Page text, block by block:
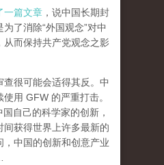
一篇文章 ，说中国长期封
了消除“外国观念”对中
从而保持共产党观念之影
很可能会适得其反。中
用 GFW 的严重打击。
自己的科学家的创新，
间获得世界上许多最新的
，中国的创新和创意产业